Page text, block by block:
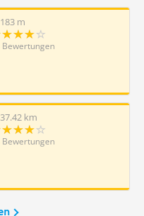
183 m
Bewertungen
37.42 km
Bewertungen